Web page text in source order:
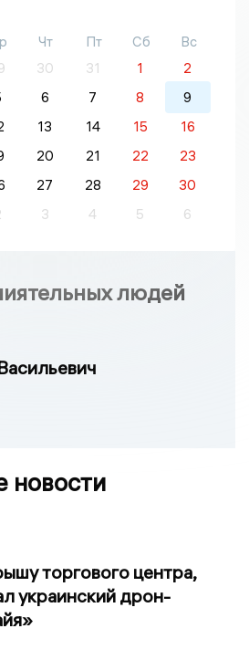
Чт Пт Сб
Вс
30 31 1
2
6 7 8
9
13 14 15
16
20 21 22
23
27 28 29
30
3 4 5 6
людей
новости
торгового центра,
украинский дрон-